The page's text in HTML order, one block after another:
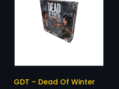
GDT – Dead Of Winter